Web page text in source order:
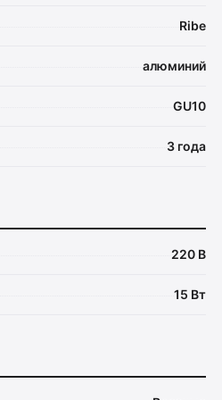
Ribe
алюминий
GU10
3 года
220 В
15 Вт